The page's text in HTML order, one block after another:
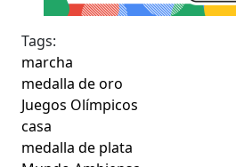
Tags:
marcha
medalla de oro
Juegos Olímpicos
casa
medalla de plata